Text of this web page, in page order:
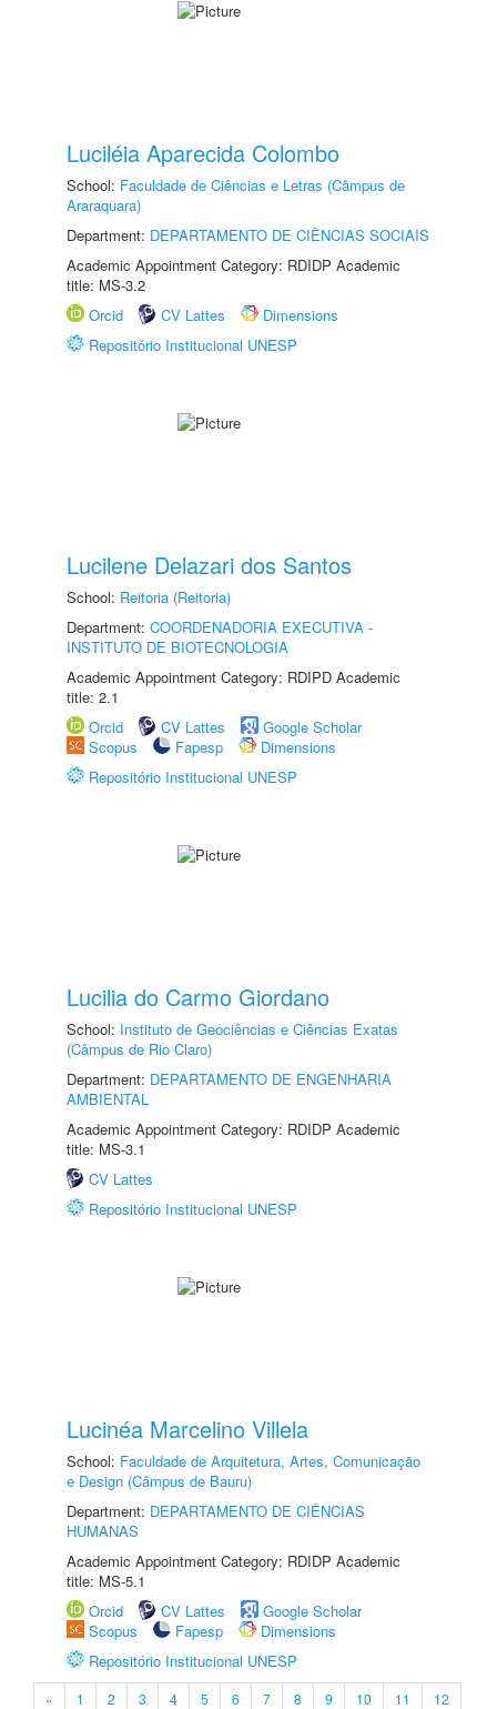
Luciléia Aparecida Colombo
School: Faculdade de Ciências e Letras (Câmpus de
Araraquara)
Department: DEPARTAMENTO DE CIÊNCIAS SOCIAIS
Academic Appointment Category: RDIDP Academic
title: MS-3.2
Orcid
CV Lattes
Dimensions
Repositório Institucional UNESP
Lucilene Delazari dos Santos
School: Reitoria (Reitoria)
Department: COORDENADORIA EXECUTIVA -
INSTITUTO DE BIOTECNOLOGIA
Academic Appointment Category: RDIPD Academic
title: 2.1
Orcid
CV Lattes
Google Scholar
Scopus
Fapesp
Dimensions
Repositório Institucional UNESP
Lucilia do Carmo Giordano
School: Instituto de Geociências e Ciências Exatas
(Câmpus de Rio Claro)
Department: DEPARTAMENTO DE ENGENHARIA
AMBIENTAL
Academic Appointment Category: RDIDP Academic
title: MS-3.1
CV Lattes
Repositório Institucional UNESP
Lucinéa Marcelino Villela
School: Faculdade de Arquitetura, Artes, Comunicação
e Design (Câmpus de Bauru)
Department: DEPARTAMENTO DE CIÊNCIAS
HUMANAS
Academic Appointment Category: RDIDP Academic
title: MS-5.1
Orcid
CV Lattes
Google Scholar
Scopus
Fapesp
Dimensions
Repositório Institucional UNESP
« 1 2 3 4 5 6 7 8 9 10 11
12